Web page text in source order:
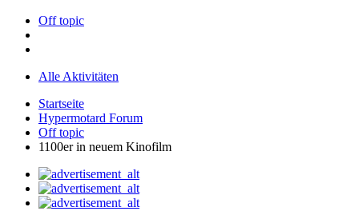
Off topic
Alle Aktivitäten
Startseite
Hypermotard Forum
Off topic
1100er in neuem Kinofilm